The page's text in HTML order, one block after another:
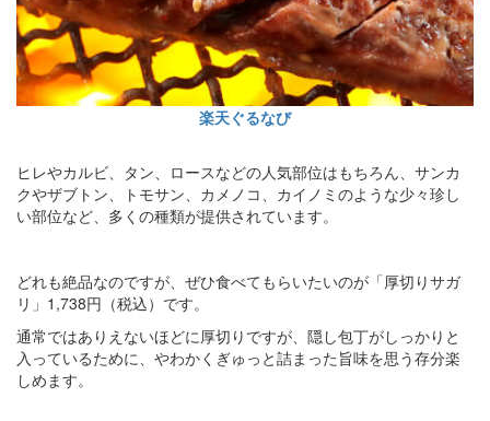
楽天ぐるなび
ヒレやカルビ、タン、ロースなどの人気部位はもちろん、サンカ
クやザブトン、トモサン、カメノコ、カイノミのような少々珍し
い部位など、多くの種類が提供されています。
どれも絶品なのですが、ぜひ食べてもらいたいのが「厚切りサガ
リ」1,738円（税込）です。
通常ではありえないほどに厚切りですが、隠し包丁がしっかりと
入っているために、やわかくぎゅっと詰まった旨味を思う存分楽
しめます。